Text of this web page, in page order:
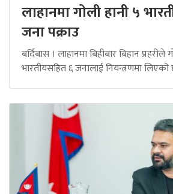
लाहानमा गोली हानी ५
जना पक्राउ
बर्दिबास । लाहानमा बिहीबार बिहान प्रहरीले
भारतीयसहित ६ जनालाई नियन्त्रणमा